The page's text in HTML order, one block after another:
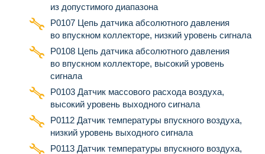
из допустимого диапазона
Р0107 Цепь датчика абсолютного давления
во впускном коллекторе, низкий уровень сигнала
Р0108 Цепь датчика абсолютного давления
во впускном коллекторе, высокий уровень
сигнала
Р0103 Датчик массового расхода воздуха,
высокий уровень выходного сигнала
Р0112 Датчик температуры впускного воздуха,
низкий уровень выходного сигнала
Р0113 Датчик температуры впускного воздуха,